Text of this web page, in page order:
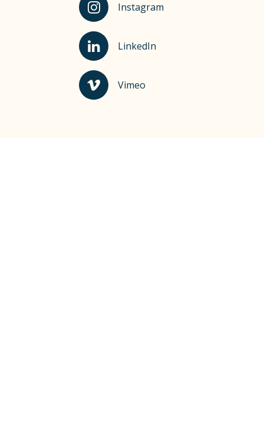
Kauhajoki Instagramissa
Instagram
Kauhajoki LinkedInissä
LinkedIn
Kauhajoki Vimeossa
Vimeo